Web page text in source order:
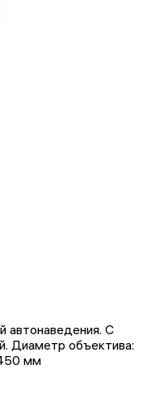
автонаведения. С
Диаметр объектива:
мм